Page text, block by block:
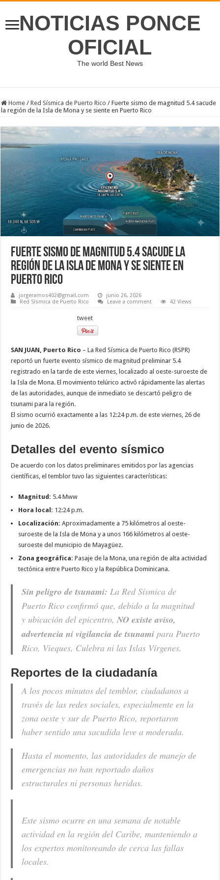
NOTICIAS PONCE
OFICIAL
The world Best News
Home / Red Sísmica de Puerto Rico / Fuerte sismo de magnitud 5.4 sacude
la región de la Isla de Mona y se siente en Puerto Rico
Fuerte sismo de magnitud 5.4 sacude la
región de la Isla de Mona y se siente en
Puerto Rico
jorgeramos402@gmail.com
junio 26, 2026
Red Sísmica de Puerto Rico
Leave a comment 42 Views
tweet
SAN JUAN, Puerto Rico – La Red Sísmica de Puerto Rico (RSPR)
reportó un fuerte evento sísmico de magnitud preliminar 5.4
registrado en la tarde de este viernes, localizado al oeste-suroeste de
la Isla de Mona. El movimiento telúrico activó rápidamente las alertas
de las autoridades, aunque de inmediato se descartó peligro de
tsunami para la región.
El sismo ocurrió exactamente a las 12:24 p.m. de este viernes, 26 de
junio de 2026.
Detalles del evento sísmico
De acuerdo con los datos preliminares emitidos por las agencias
científicas, el temblor tuvo las siguientes características:
Magnitud: 5.4 Mww
Hora local: 12:24 p.m.
Localización: Aproximadamente a 75 kilómetros al oeste-
suroeste de la Isla de Mona y a unos 166 kilómetros al oeste-
suroeste del municipio de Mayagüez.
Zona geográfica: Pasaje de la Mona, una región de alta actividad
tectónica entre Puerto Rico y la República Dominicana.
Sin peligro de tsunami: La Red Sísmica de
Puerto Rico confirmó que, debido a la magnitud
y ubicación del epicentro,NO existe aviso,
advertencia ni vigilancia de tsunami para Puerto
Rico, Vieques, Culebra ni las Islas Vírgenes.
Reportes de la ciudadanía
A los pocos minutos del temblor, ciudadanos a
través de las redes sociales, especialmente en la
zona oeste y sur de Puerto Rico, reportaron
haber sentido una sacudida leve a moderada.
Hasta el momento, las autoridades de manejo de
emergencias no han reportado daños
estructurales ni personas heridas.
Este sismo ocurre en una semana de notable
actividad en la región del Caribe, manteniendo a
los expertos monitoreando de cerca las fallas
locales.